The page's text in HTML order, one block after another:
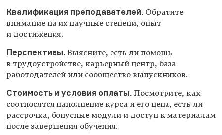
Квалификация преподавателей. Обратите
внимание на их научные степени, опыт
и достижения.
Перспективы. Выясните, есть ли помощь
в трудоустройстве, карьерный центр, база
работодателей или сообщество выпускников.
Стоимость и условия оплаты. Посмотрите, как
соотносятся наполнение курса и его цена, есть ли
рассрочка, бонусные модули и доступ к материалам
после завершения обучения.